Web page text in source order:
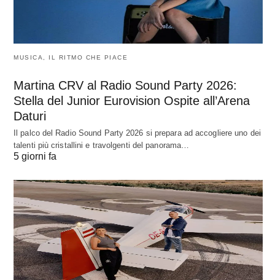
MUSICA, IL RITMO CHE PIACE
Martina CRV al Radio Sound Party 2026:
Stella del Junior Eurovision Ospite all’Arena
Daturi
Il palco del Radio Sound Party 2026 si prepara ad accogliere uno dei
talenti più cristallini e travolgenti del panorama…
5 giorni fa